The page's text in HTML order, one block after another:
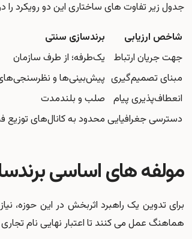
جدول زیر تفاوت های ساختاری این دو
شاخص ارزیابی
برندسازی سنتی
جهت جریان ارتباط
یک‌طرفه؛ از طرف سازمان
مبنای تصمیم‌گیری پیش‌بینی‌ها و
انعطاف‌پذیری پیام صلب و بلندمدت
دسترسی جغرافیاییمحدود به کانال‌های توزیع
مولفه های اساسی
برای تدوین یک راهبرد اثربخش در این حوزه،
هماهنگ عمل می کنند تا اعتبار نهایی نام